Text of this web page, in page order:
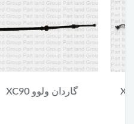
گاردان ولوو XC90